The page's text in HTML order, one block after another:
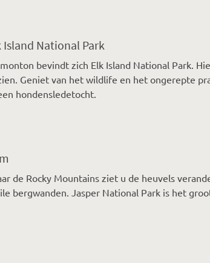
Island National Park
bevindt zich Elk Island National Park.
Geniet van het wildlife en het ongerepte
hondensledetocht.
de Rocky Mountains ziet u de heuvels
bergwanden. Jasper National Park is het